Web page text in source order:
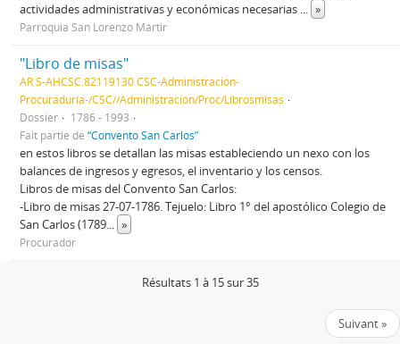
actividades administrativas y económicas necesarias ... »
Parroquia San Lorenzo Mártir
"Libro de misas"
AR S-AHCSC.82119130 CSC-Administración-
Procuraduría-/CSC//Administración/Proc/Librosmisas
Dossier
1786 - 1993
Fait partie de “Convento San Carlos”
en estos libros se detallan las misas estableciendo un nexo con los
balances de ingresos y egresos, el inventario y los censos.
Libros de misas del Convento San Carlos:
-Libro de misas 27-07-1786. Tejuelo: Libro 1° del apostólico Colegio de
San Carlos (1789... »
Procurador
Résultats 1 à 15 sur 35
Suivant »